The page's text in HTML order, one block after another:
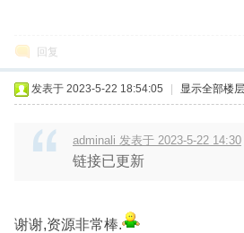
回复
发表于 2023-5-22 18:54:05 显示全部楼层
adminali 发表于 2023-5-22 14:30
链接已更新
谢谢,资源非常棒.